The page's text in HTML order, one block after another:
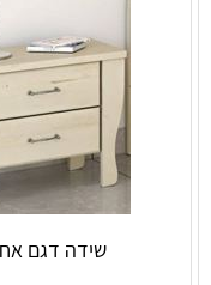
שידה דגם